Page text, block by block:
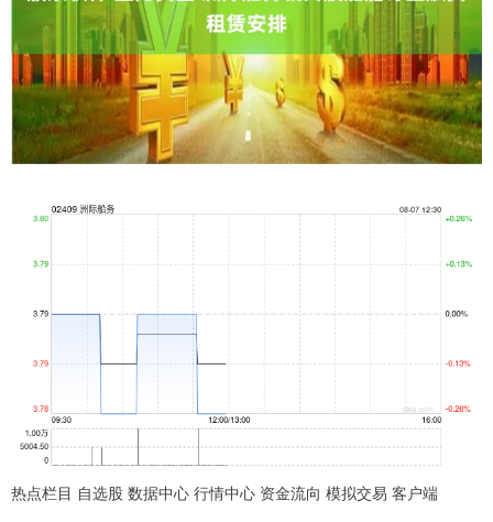
热点栏目 自选股 数据中心 行情中心 资金流向 模拟交易 客户端